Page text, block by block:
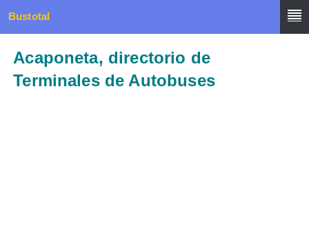
Bustotal
Acaponeta, directorio de
Terminales de Autobuses